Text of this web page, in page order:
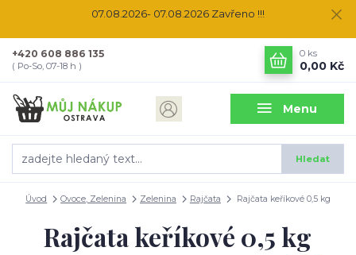
07.08.2026- 07.08.2026 Zavřeno !!!
Menu
Hledat
+420 608 886 135
( Po-So, 07-18 h )
0 ks
0,00 Kč
Úvod Ovoce, Zelenina Zelenina Rajčata Rajčata keříkové 0,5 kg
Rajčata keříkové 0,5 kg